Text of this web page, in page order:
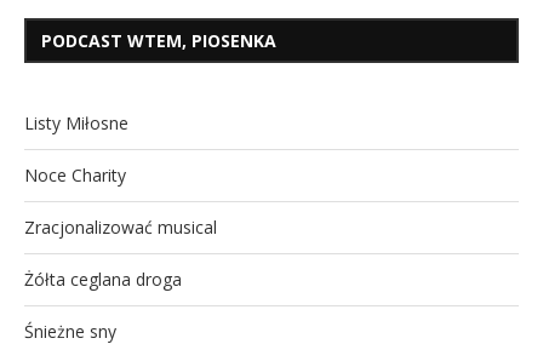
PODCAST WTEM, PIOSENKA
Listy Miłosne
Noce Charity
Zracjonalizować musical
Żółta ceglana droga
Śnieżne sny